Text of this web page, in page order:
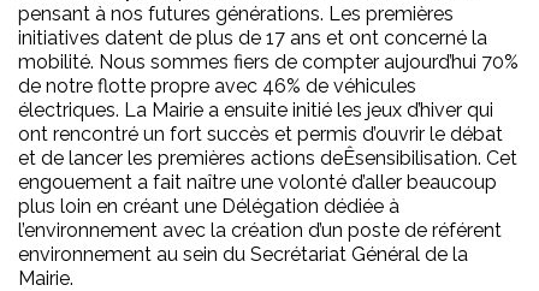
pensant à nos futures générations. Les premières
initiatives datent de plus de 17 ans et ont concerné la
mobilité. Nous sommes fiers de compter aujourd’hui 70%
de notre flotte propre avec 46% de véhicules
électriques. La Mairie a ensuite initié les jeux d’hiver qui
ont rencontré un fort succès et permis d’ouvrir le débat
et de lancer les premières actions deÊsensibilisation. Cet
engouement a fait naître une volonté d’aller beaucoup
plus loin en créant une Délégation dédiée à
l’environnement avec la création d’un poste de référent
environnement au sein du Secrétariat Général de la
Mairie.